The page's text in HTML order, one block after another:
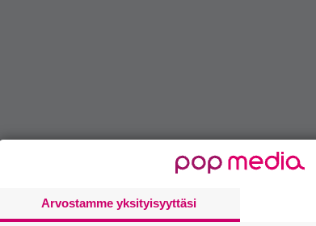
Arvostamme yksityisyyttäsi